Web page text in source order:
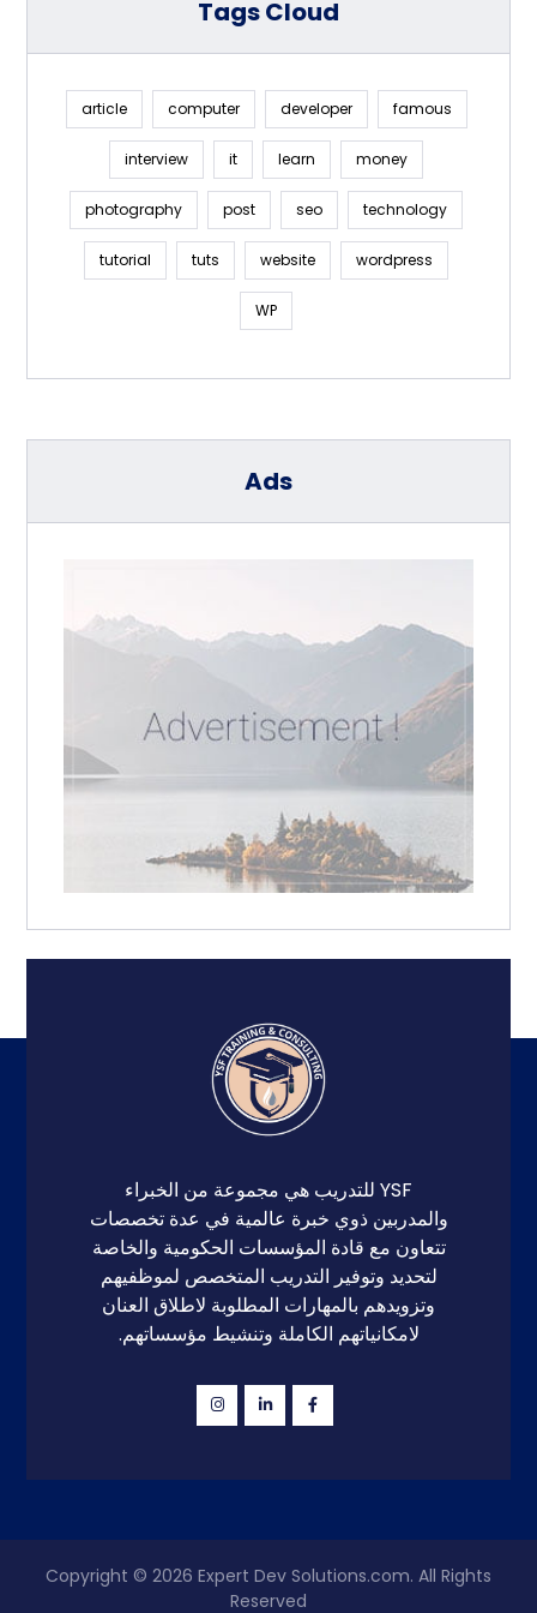
Tags Cloud
article computer developer famous
interview it learn money
photography post seo technology
tutorial tuts website wordpress
WP
Ads
YSF للتدريب هي مجموعة من الخبراء
والمدربين ذوي خبرة عالمية في عدة تخصصات
تتعاون مع قادة المؤسسات الحكومية والخاصة
لتحديد وتوفير التدريب المتخصص لموظفيهم
وتزويدهم بالمهارات المطلوبة لاطلاق العنان
لامكانياتهم الكاملة وتنشيط مؤسساتهم.
Copyright © 2026 Expert Dev Solutions.com. All Rights
Reserved